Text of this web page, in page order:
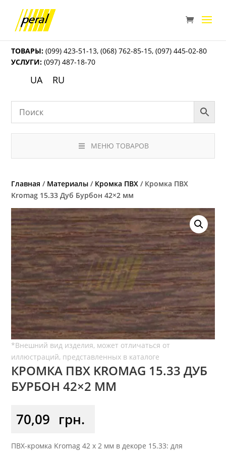
ТОВАРЫ: (099) 423-51-13,(068) 762-85-15,(097) 445-02-80
УСЛУГИ: (097) 487-18-70
UA RU
МЕНЮ ТОВАРОВ
Главная / Материалы / Кромка ПВХ / Кромка ПВХ
Kromag 15.33 Дуб Бурбон 42×2 мм
КРОМКА ПВХ KROMAG 15.33 ДУБ
БУРБОН 42×2 ММ
70,09 грн.
ПВХ-кромка Kromag 42 x 2 мм в декоре 15.33: для